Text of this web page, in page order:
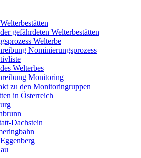
gefährdeten Welterbestätten
Welterbe
Nominierungsprozess
Welterbes
Monitoring
zu den Monitoringruppen
in Österreich
Dachstein